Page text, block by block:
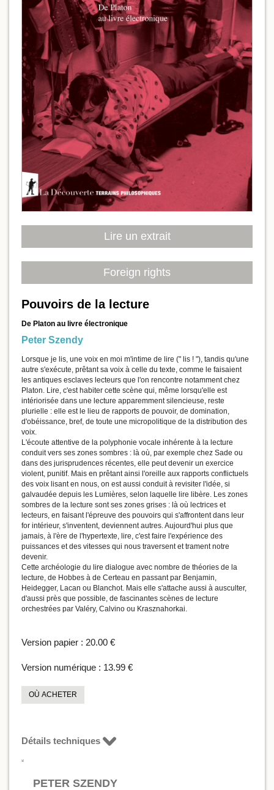
Lire un extrait
Foreign rights
Pouvoirs de la lecture
De Platon au livre électronique
Peter Szendy
Lorsque je lis, une voix en moi m'intime de lire (" lis ! "), tandis qu'une
autre s'exécute, prêtant sa voix à celle du texte, comme le faisaient
les antiques esclaves lecteurs que l'on rencontre notamment chez
Platon. Lire, c'est habiter cette scène qui, même lorsqu'elle est
intériorisée dans une lecture apparemment silencieuse, reste
plurielle : elle est le lieu de rapports de pouvoir, de domination,
d'obéissance, bref, de toute une micropolitique de la distribution des
voix.
L'écoute attentive de la polyphonie vocale inhérente à la lecture
conduit vers ses zones sombres : là où, par exemple chez Sade ou
dans des jurisprudences récentes, elle peut devenir un exercice
violent, punitif. Mais en prêtant ainsi l'oreille aux rapports conflictuels
des voix lisant en nous, on est aussi conduit à revisiter l'idée, si
galvaudée depuis les Lumières, selon laquelle lire libère. Les zones
sombres de la lecture sont ses zones grises : là où lectrices et
lecteurs, en faisant l'épreuve des pouvoirs qui s'affrontent dans leur
for intérieur, s'inventent, deviennent autres. Aujourd'hui plus que
jamais, à l'ère de l'hypertexte, lire, c'est faire l'expérience des
puissances et des vitesses qui nous traversent et trament notre
devenir.
Cette archéologie du lire dialogue avec nombre de théories de la
lecture, de Hobbes à de Certeau en passant par Benjamin,
Heidegger, Lacan ou Blanchot. Mais elle s'attache aussi à ausculter,
d'aussi près que possible, de fascinantes scènes de lecture
orchestrées par Valéry, Calvino ou Krasznahorkai.
Version papier : 20.00 €
Version numérique : 13.99 €
OÙ ACHETER
Détails techniques
PETER SZENDY